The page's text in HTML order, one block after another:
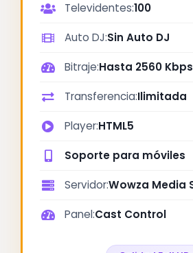
Televidentes:100
Auto DJ:Sin Auto DJ
Bitraje:Hasta 2560 Kbps
Transferencia:Ilimitada
Player:HTML5
Soporte para móviles
Servidor:Wowza Media
Panel:Cast Control